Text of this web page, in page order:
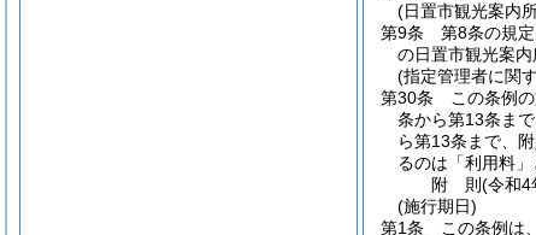
(日置市観光案内
第9条
第8条の規
の日置市観光案
(指定管理者に関
第30条
この条例
条から第13条ま
ら第13条まで、
るのは「利用料」
附 則(令和4
(施行期日)
第1条
この条例は